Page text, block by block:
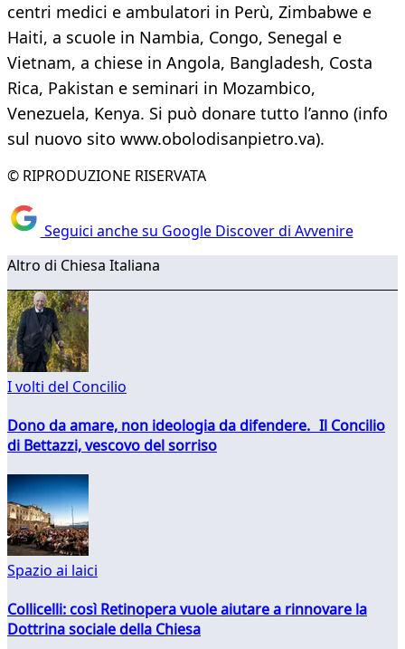
centri medici e ambulatori in Perù, Zimbabwe e
Haiti, a scuole in Nambia, Congo, Senegal e
Vietnam, a chiese in Angola, Bangladesh, Costa
Rica, Pakistan e seminari in Mozambico,
Venezuela, Kenya. Si può donare tutto l’anno (info
sul nuovo sito www.obolodisanpietro.va).
© RIPRODUZIONE RISERVATA
Seguici anche su Google Discover di Avvenire
Altro di Chiesa Italiana
I volti del Concilio
Dono da amare, non ideologia da difendere. Il Concilio
di Bettazzi, vescovo del sorriso
Spazio ai laici
Collicelli: così Retinopera vuole aiutare a rinnovare la
Dottrina sociale della Chiesa